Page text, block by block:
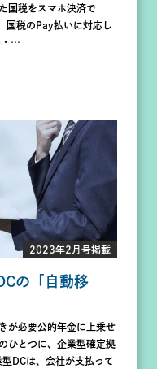
国税をスマホ決済で
国税のPay払いに対応し
・…
2023年2月号掲載
の「自動移
が必要公的年金に上乗せ
ひとつに、企業型確定拠
DCは、会社が支払って